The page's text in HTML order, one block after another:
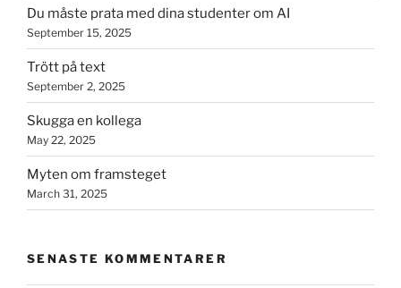
Du måste prata med dina studenter om AI
September 15, 2025
Trött på text
September 2, 2025
Skugga en kollega
May 22, 2025
Myten om framsteget
March 31, 2025
SENASTE KOMMENTARER